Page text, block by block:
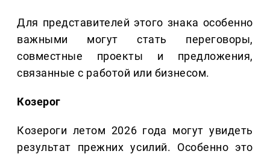
Для представителей этого знака особенно
важными могут стать переговоры,
совместные проекты и предложения,
связанные с работой или бизнесом.
Козерог
Козероги летом 2026 года могут увидеть
результат прежних усилий. Особенно это